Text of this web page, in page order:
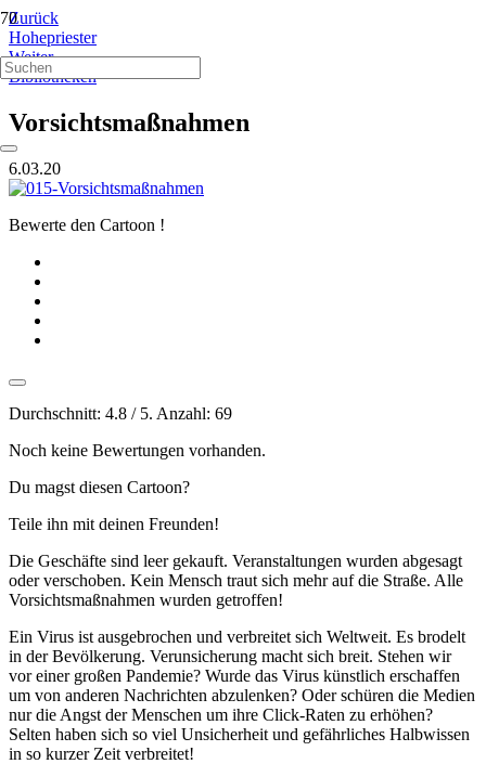
Zurück
Hohepriester
Weiter
Bibliotheken
Vorsichtsmaßnahmen
6.03.20
Bewerte den Cartoon !
Durchschnitt: 4.8 / 5. Anzahl: 69
Noch keine Bewertungen vorhanden.
Du magst diesen Cartoon?
Teile ihn mit deinen Freunden!
Die Geschäfte sind leer gekauft. Veranstaltungen wurden abgesagt
oder verschoben. Kein Mensch traut sich mehr auf die Straße. Alle
Vorsichtsmaßnahmen wurden getroffen!
Ein Virus ist ausgebrochen und verbreitet sich Weltweit. Es brodelt
in der Bevölkerung. Verunsicherung macht sich breit. Stehen wir
vor einer großen Pandemie? Wurde das Virus künstlich erschaffen
um von anderen Nachrichten abzulenken? Oder schüren die Medien
nur die Angst der Menschen um ihre Click-Raten zu erhöhen?
Selten haben sich so viel Unsicherheit und gefährliches Halbwissen
in so kurzer Zeit verbreitet!